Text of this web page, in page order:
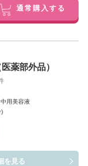
通常購入する
薬部外品）
用美容液
を見る